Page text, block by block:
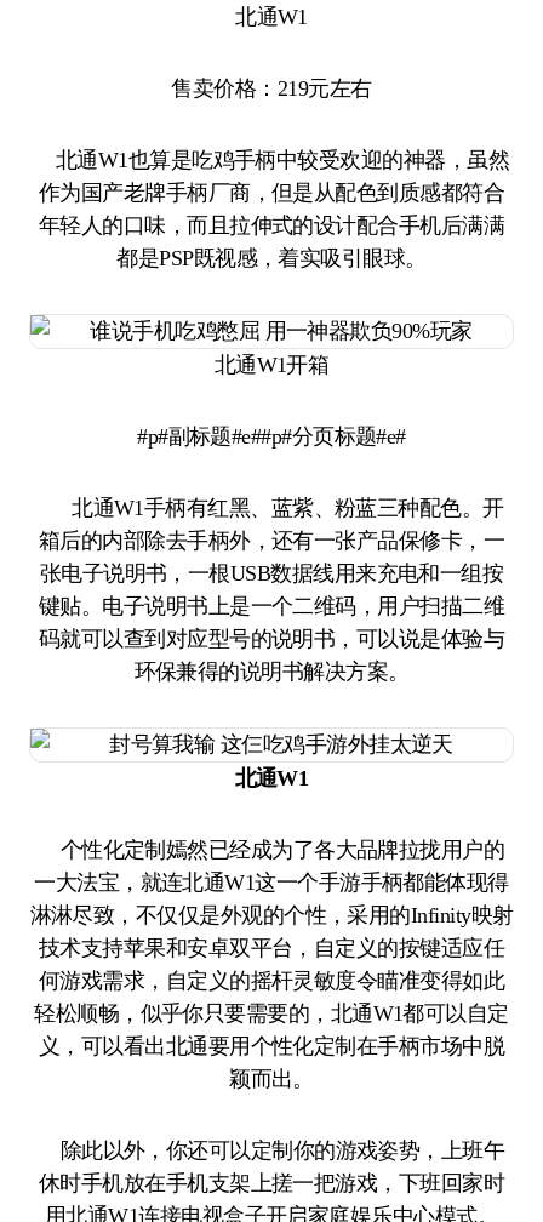
北通W1
售卖价格：219元左右
北通W1也算是吃鸡手柄中较受欢迎的神器，虽然
作为国产老牌手柄厂商，但是从配色到质感都符合
年轻人的口味，而且拉伸式的设计配合手机后满满
都是PSP既视感，着实吸引眼球。
北通W1开箱
#p#副标题#e##p#分页标题#e#
北通W1手柄有红黑、蓝紫、粉蓝三种配色。开
箱后的内部除去手柄外，还有一张产品保修卡，一
张电子说明书，一根USB数据线用来充电和一组按
键贴。电子说明书上是一个二维码，用户扫描二维
码就可以查到对应型号的说明书，可以说是体验与
环保兼得的说明书解决方案。
北通W1
个性化定制嫣然已经成为了各大品牌拉拢用户的
一大法宝，就连北通W1这一个手游手柄都能体现得
淋淋尽致，不仅仅是外观的个性，采用的Infinity映射
技术支持苹果和安卓双平台，自定义的按键适应任
何游戏需求，自定义的摇杆灵敏度令瞄准变得如此
轻松顺畅，似乎你只要需要的，北通W1都可以自定
义，可以看出北通要用个性化定制在手柄市场中脱
颖而出。
除此以外，你还可以定制你的游戏姿势，上班午
休时手机放在手机支架上搓一把游戏，下班回家时
用北通W1连接电视盒子开启家庭娱乐中心模式。